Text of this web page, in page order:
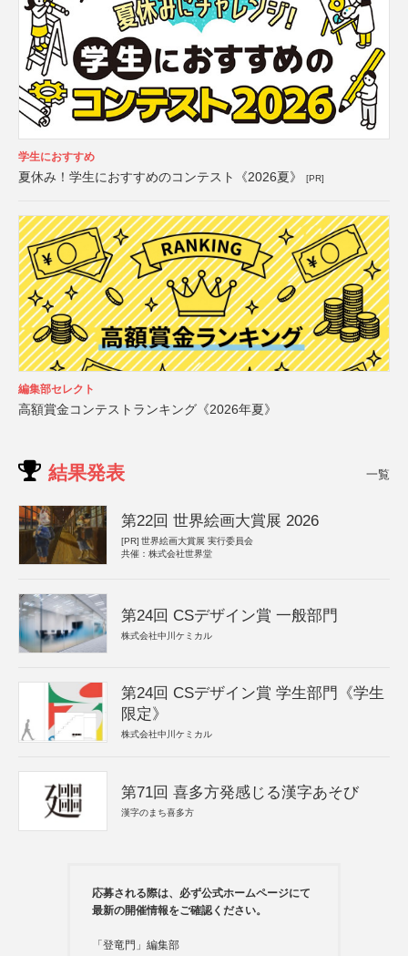
学生におすすめ
夏休み！学生におすすめのコンテスト《2026夏》 [PR]
編集部セレクト
高額賞金コンテストランキング《2026年夏》
結果発表 一覧
第22回 世界絵画大賞展 2026
[PR] 世界絵画大賞展 実行委員会
共催：株式会社世界堂
第24回 CSデザイン賞 一般部門
株式会社中川ケミカル
第24回 CSデザイン賞 学生部門《学生
限定》
株式会社中川ケミカル
第71回 喜多方発感じる漢字あそび
漢字のまち喜多方
応募される際は、必ず公式ホームページにて
最新の開催情報をご確認ください。
「登竜門」編集部